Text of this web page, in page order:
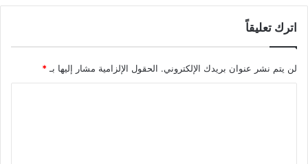
اترك تعليقاً
لن يتم نشر عنوان بريدك الإلكتروني. الحقول الإلزامية مشار إليها بـ *